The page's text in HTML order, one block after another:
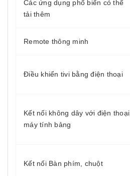
Các ứng dụng phổ biến có thể
tải thêm
Remote thông minh
Điều khiển tivi bằng điện thoại
Kết nối không dây với điện thoại,
máy tính bảng
Kết nối Bàn phím, chuột